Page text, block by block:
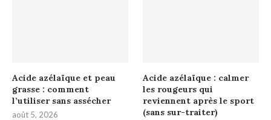
Acide azélaïque et peau
grasse : comment
l’utiliser sans assécher
août 5, 2026
Acide azélaïque : calmer
les rougeurs qui
reviennent après le sport
(sans sur-traiter)